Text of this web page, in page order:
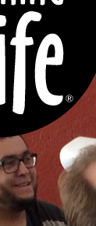
life